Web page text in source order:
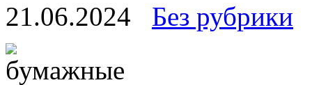
21.06.2024 Без рубрики